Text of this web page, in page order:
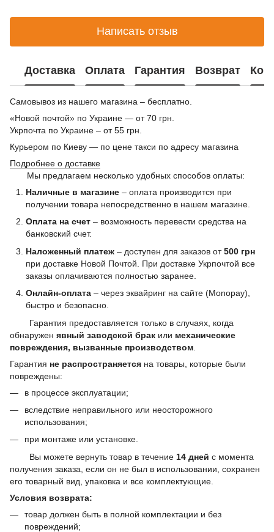
Написать отзыв
Доставка Оплата Гарантия Возврат
Самовывоз из нашего магазина – бесплатно.
«Новой почтой» по Украине — от 70 грн.
Укрпочта по Украине – от 55 грн.
Курьером по Киеву — по цене такси по адресу магазина
Подробнее о доставке
Мы предлагаем несколько удобных способов оплаты:
Наличные в магазине – оплата производится при
получении товара непосредственно в нашем магазине.
Оплата на счет – возможность перевести средства на
банковский счет.
Наложенный платеж – доступен для заказов от500 грн
при доставке Новой Почтой. При доставке Укрпочтой все
заказы оплачиваются полностью заранее.
Онлайн-оплата – через эквайринг на сайте (Monopay),
быстро и безопасно.
Гарантия предоставляется только в случаях, когда
обнаружен явный заводской брак или механические
повреждения, вызванные производством
Гарантия не распространяется на товары, которые были
повреждены:
в процессе эксплуатации;
вследствие неправильного или неосторожного
использования;
при монтаже или установке.
Вы можете вернуть товар в течение 14 дней с момента
получения заказа, если он не был в использовании, сохранен
его товарный вид, упаковка и все комплектующие.
Условия возврата:
товар должен быть в полной комплектации и без
повреждений;